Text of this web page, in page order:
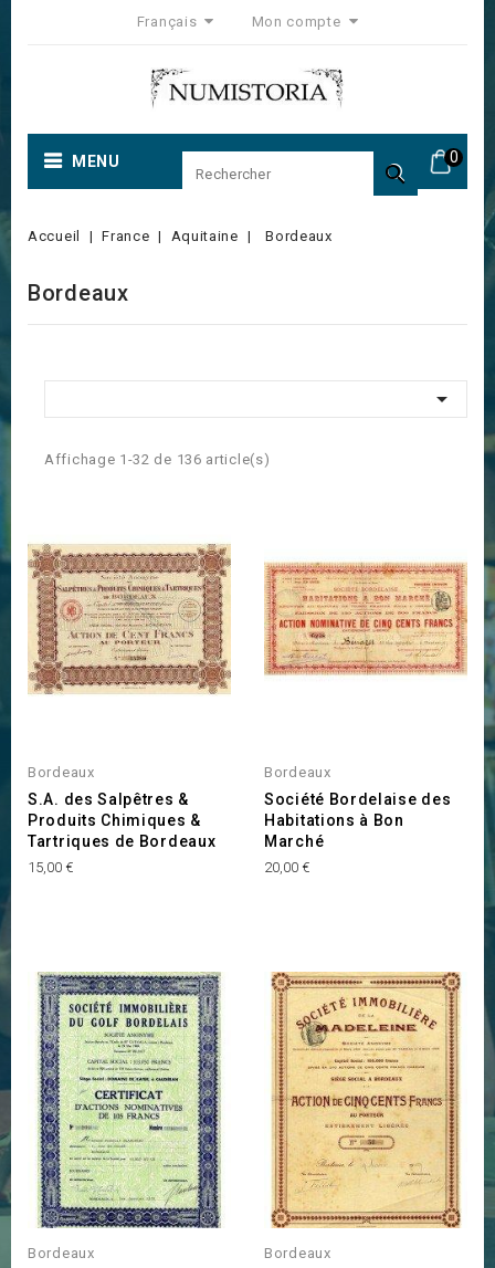
Français Mon compte
0
MENU 
Accueil France Aquitaine Bordeaux
Bordeaux

Affichage 1-32 de 136 article(s)
Bordeaux
S.A. des Salpêtres &
Produits Chimiques &
Tartriques de Bordeaux
Prix
15,00 €
Bordeaux
Société Bordelaise des
Habitations à Bon
Marché
Prix
20,00 €
Bordeaux Bordeaux